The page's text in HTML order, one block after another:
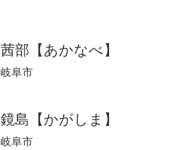
茜部【あかなべ】
岐阜市
鏡島【かがしま】
岐阜市